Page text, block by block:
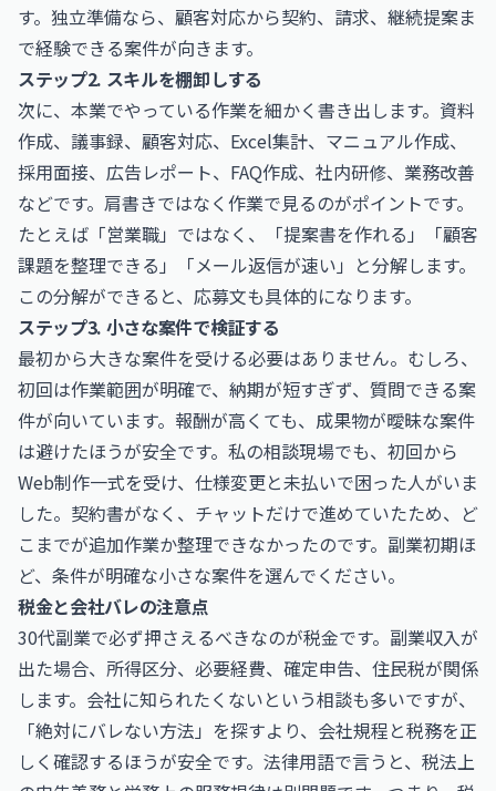
す。独立準備なら、顧客対応から契約、請求、継続提案ま
で経験できる案件が向きます。
ステップ2. スキルを棚卸しする
次に、本業でやっている作業を細かく書き出します。資料
作成、議事録、顧客対応、Excel集計、マニュアル作成、
採用面接、広告レポート、FAQ作成、社内研修、業務改善
などです。肩書きではなく作業で見るのがポイントです。
たとえば「営業職」ではなく、「提案書を作れる」「顧客
課題を整理できる」「メール返信が速い」と分解します。
この分解ができると、応募文も具体的になります。
ステップ3. 小さな案件で検証する
最初から大きな案件を受ける必要はありません。むしろ、
初回は作業範囲が明確で、納期が短すぎず、質問できる案
件が向いています。報酬が高くても、成果物が曖昧な案件
は避けたほうが安全です。私の相談現場でも、初回から
Web制作一式を受け、仕様変更と未払いで困った人がいま
した。契約書がなく、チャットだけで進めていたため、ど
こまでが追加作業か整理できなかったのです。副業初期ほ
ど、条件が明確な小さな案件を選んでください。
税金と会社バレの注意点
30代副業で必ず押さえるべきなのが税金です。副業収入が
出た場合、所得区分、必要経費、確定申告、住民税が関係
します。会社に知られたくないという相談も多いですが、
「絶対にバレない方法」を探すより、会社規程と税務を正
しく確認するほうが安全です。法律用語で言うと、税法上